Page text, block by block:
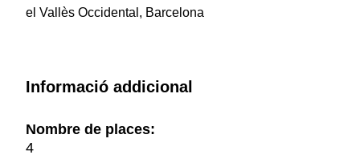
el Vallès Occidental, Barcelona
Informació addicional
Nombre de places:
4